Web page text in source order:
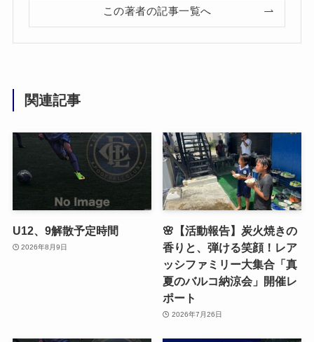
この著者の記事一覧へ
関連記事
U12、9解散予定時間
2026年8月9日
🌸【活動報告】炭火焼きの
香りと、弾ける笑顔！レア
ッシファミリー大集合「真
夏のバルコ納涼会」開催レ
ポート
2026年7月26日